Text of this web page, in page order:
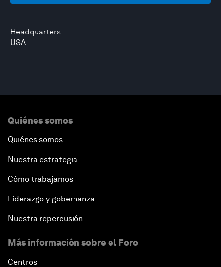
Headquarters
USA
Quiénes somos
Quiénes somos
Nuestra estrategia
Cómo trabajamos
Liderazgo y gobernanza
Nuestra repercusión
Más información sobre el Foro
Centros